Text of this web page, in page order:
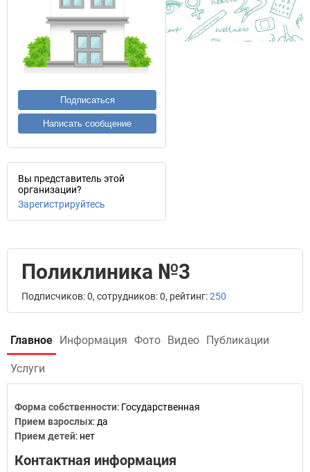
Подписаться
Написать сообщение
Вы представитель этой
организации?
Зарегистрируйтесь
Поликлиника №3
Подписчиков: 0, сотрудников: 0, рейтинг:250
Главное Информация Фото Видео Публикации
Услуги
Форма собственности: Государственная
Прием взрослых: да
Прием детей: нет
Контактная информация